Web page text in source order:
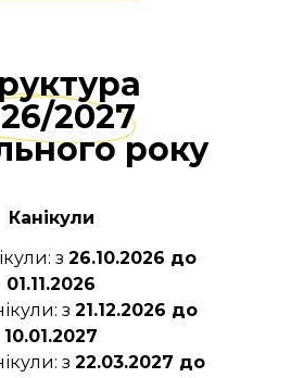
2027
року
Канікули
з 26.10.2026 до
01.11.2026
з 21.12.2026 до
10.01.2027
з 22.03.2027 до